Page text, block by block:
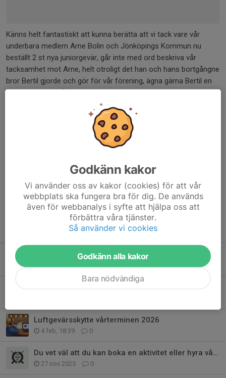
Känns helt fantastiskt att kunna berätta att vi tack vare vår
underbara medlem Arne Bolin och Jönköpings Kommun nu
beställt 2 st nya juniorgevär, går inte med ord beskriva vår
tacksamhet mot Arne, helt otroligt det han och hans bortgångne
bror Bertil gjorde och gör för vår förening, ägna gärna Bertil en
tanke samt byt några ord med Arne när ni träffar honom. //
Tidigare nyheter
Luftgevärsskytte vårterminen 2026
4 feb, 18:39 0
Du vet väl att du kan boka en aktivitet eller hyra vår lokal?
27 nov 2025 0
Godkänn kakor
Vi använder oss av kakor (cookies) för att vår
webbplats ska fungera bra för dig. De används
även för webbanalys i syfte att hjälpa oss att
förbättra våra tjänster.
Så använder vi cookies
Godkänn alla kakor
Bara nödvändiga